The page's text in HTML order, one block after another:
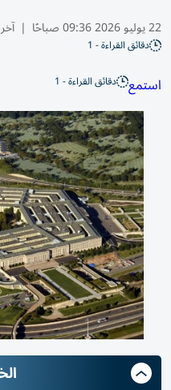
22 يوليو 2026 09:36 صباحًا |
دقائق القراءة - 1
استمع دقائق القراءة - 1